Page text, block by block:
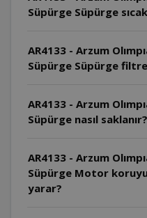
Süpürge Süpürge
AR4133 - Arzum
Süpürge Süpürge
AR4133 - Arzum
Süpürge nasıl saklanır?
AR4133 - Arzum
Süpürge Motor
yarar?